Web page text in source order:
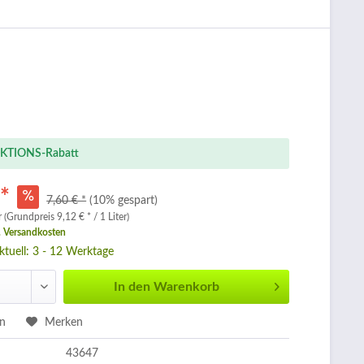
Rabatt
7,60 € * (10% gespart)
(Grundpreis 9,12 € * / 1 Liter)
Versandkosten
3 - 12 Werktage
In den Warenkorb
Merken
43647